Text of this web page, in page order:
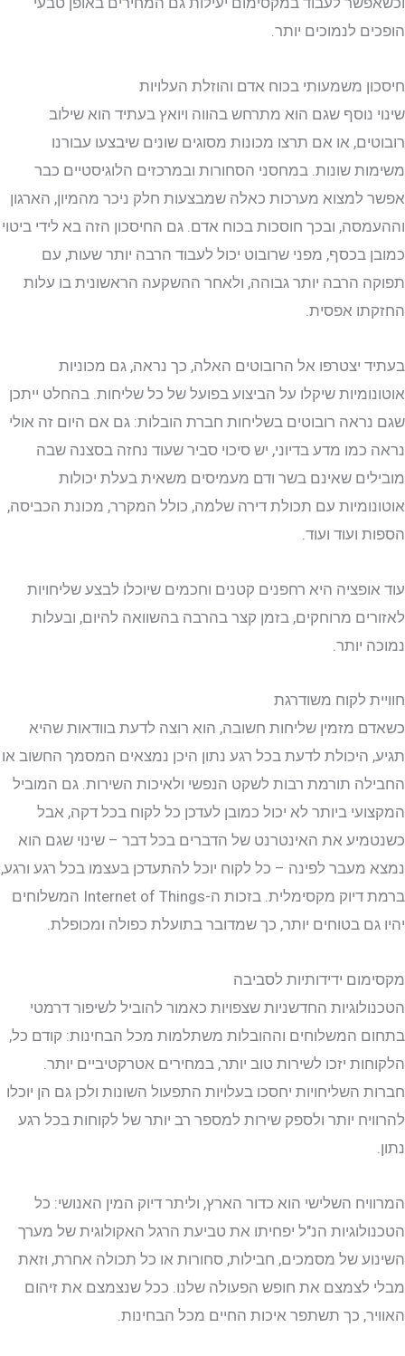
לנמוכים יותר.
משמעותי בכוח אדם והוזלת העלויות
נוסף שגם הוא מתרחש בהווה ויואץ בעתיד הוא שילוב
או אם תרצו מכונות מסוגים שונים שיבצעו עבורנו
שונות. במחסני הסחורות ובמרכזים הלוגיסטיים כבר
למצוא מערכות כאלה שמבצעות חלק ניכר מהמיון, הארגון
ובכך חוסכות בכוח אדם. גם החיסכון הזה בא לידי ביטוי
בכסף, מפני שרובוט יכול לעבוד הרבה יותר שעות, עם
הרבה יותר גבוהה, ולאחר ההשקעה הראשונית בו עלות
אפסית.
יצטרפו אל הרובוטים האלה, כך נראה, גם מכוניות
שיקלו על הביצוע בפועל של כל שליחות. בהחלט ייתכן
רובוטים בשליחות חברת הובלות: גם אם היום זה אולי
מדע בדיוני, יש סיכוי סביר שעוד נחזה בסצנה שבה
שאינם בשר ודם מעמיסים משאית בעלת יכולות
עם תכולת דירה שלמה, כולל המקרר, מכונת הכביסה,
ועוד ועוד.
היא רחפנים קטנים וחכמים שיוכלו לבצע שליחויות
מרוחקים, בזמן קצר בהרבה בהשוואה להיום, ובעלות
יותר.
לקוח משודרגת
מזמין שליחות חשובה, הוא רוצה לדעת בוודאות שהיא
היכולת לדעת בכל רגע נתון היכן נמצאים המסמך החשוב או
תורמת רבות לשקט הנפשי ולאיכות השירות. גם המוביל
ביותר לא יכול כמובן לעדכן כל לקוח בכל דקה, אבל
את האינטרנט של הדברים בכל דבר – שינוי שגם הוא
לפינה – כל לקוח יוכל להתעדכן בעצמו בכל רגע ורגע,
ברמת דיוק מקסימלית. בזכות ה-Internet of Things המשלוחים
בטוחים יותר, כך שמדובר בתועלת כפולה ומכופלת.
ידידותיות לסביבה
החדשניות שצפויות כאמור להוביל לשיפור דרמטי
המשלוחים וההובלות משתלמות מכל הבחינות: קודם כל,
יזכו לשירות טוב יותר, במחירים אטרקטיביים יותר.
השליחויות יחסכו בעלויות התפעול השונות ולכן גם הן יוכלו
יותר ולספק שירות למספר רב יותר של לקוחות בכל רגע
השלישי הוא כדור הארץ, וליתר דיוק המין האנושי: כל
הנ"ל יפחיתו את טביעת הרגל האקולוגית של מערך
של מסמכים, חבילות, סחורות או כל תכולה אחרת, וזאת
לצמצם את חופש הפעולה שלנו. ככל שנצמצם את זיהום
כך תשתפר איכות החיים מכל הבחינות.